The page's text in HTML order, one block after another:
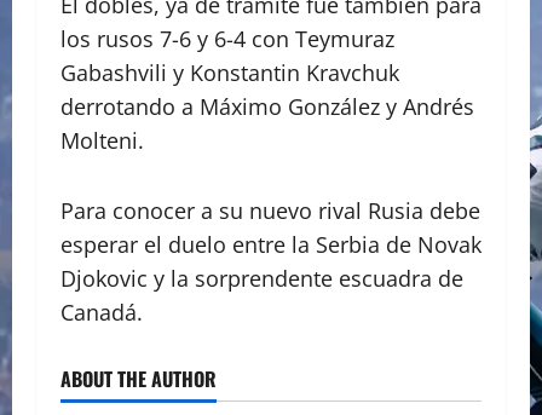
los rusos 7-6 y 6-4 con Teymuraz
Gabashvili y Konstantin Kravchuk
derrotando a Máximo González y Andrés
Molteni.
Para conocer a su nuevo rival Rusia debe
esperar el duelo entre la Serbia de Novak
Djokovic y la sorprendente escuadra de
Canadá.
ABOUT THE AUTHOR